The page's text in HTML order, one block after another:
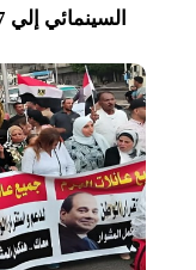
السينمائي إلي 27 أكتوبر مراعاة للأوضاع الحالية